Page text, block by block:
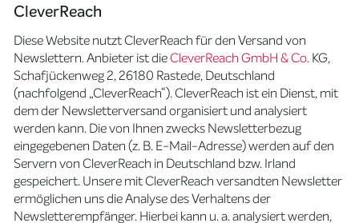
CleverReach
Diese Website nutzt CleverReach für den Versand von
Newslettern. Anbieter ist dieCleverReach GmbH & Co.KG,
Schafjückenweg 2, 26180 Rastede, Deutschland
(nachfolgend „CleverReach“). CleverReach ist ein Dienst, mit
dem der Newsletterversand organisiert und analysiert
werden kann. Die von Ihnen zwecks Newsletterbezug
eingegebenen Daten (z. B. E-Mail-Adresse) werden auf den
Servern von CleverReach in Deutschland bzw. Irland
gespeichert. Unsere mit CleverReach versandten Newsletter
ermöglichen uns die Analyse des Verhaltens der
Newsletterempfänger. Hierbei kann u. a. analysiert werden,